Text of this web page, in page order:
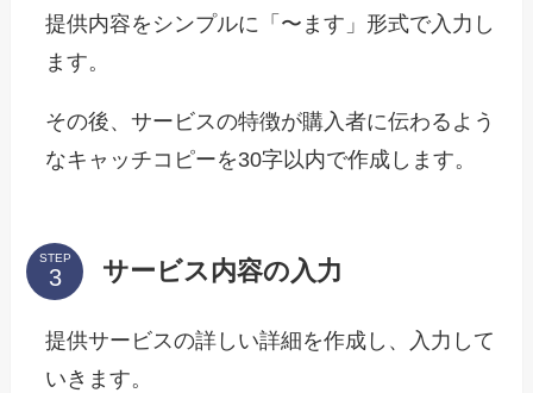
提供内容をシンプルに「〜ます」形式で入力し
ます。
その後、サービスの特徴が購入者に伝わるよう
なキャッチコピーを30字以内で作成します。
STEP サービス内容の入力
提供サービスの詳しい詳細を作成し、入力して
いきます。